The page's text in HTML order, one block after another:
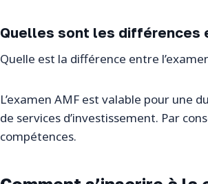
Quelles sont les différences
Quelle est la différence entre
L’examen AMF est valable pour une
de services d’investissement. Par
compétences.